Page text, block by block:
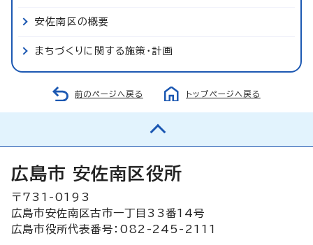
安佐南区の概要
まちづくりに関する施策・計画
前のページへ戻る トップページへ戻る
広島市 安佐南区役所
〒731-0193
広島市安佐南区古市一丁目33番14号
広島市役所代表番号：082-245-2111